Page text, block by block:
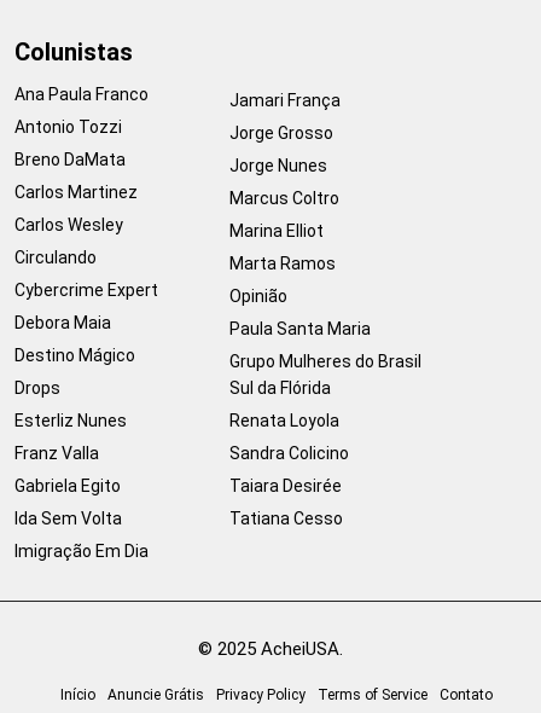
Colunistas
Ana Paula Franco
Antonio Tozzi
Breno DaMata
Carlos Martinez
Carlos Wesley
Circulando
Cybercrime Expert
Debora Maia
Destino Mágico
Drops
Esterliz Nunes
Franz Valla
Gabriela Egito
Ida Sem Volta
Imigração Em Dia
Jamari França
Jorge Grosso
Jorge Nunes
Marcus Coltro
Marina Elliot
Marta Ramos
Opinião
Paula Santa Maria
Grupo Mulheres do Brasil
Sul da Flórida
Renata Loyola
Sandra Colicino
Taiara Desirée
Tatiana Cesso
© 2025 AcheiUSA.
Início Anuncie Grátis Privacy Policy Terms of Service Contato